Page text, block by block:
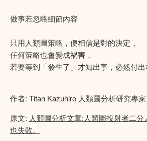
做事若忽略細節內容
只用人類圖策略，便相信是對的決定，
任何策略也會變成禍害，
若要等到「發生了」才知出事，必然付出
作者: Titan Kazuhiro 人類圖分析研究專
原文: 人類圖分析文章:人類圖投射者二
也失敗。